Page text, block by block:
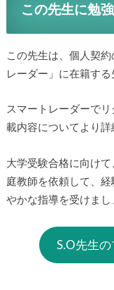
この先生に勉
この先生は、個人契
レーダー」に在籍する
スマートレーダーで
載内容についてより詳
大学受験合格に向け
庭教師を依頼して、
やかな指導を受けまし
S.O先生